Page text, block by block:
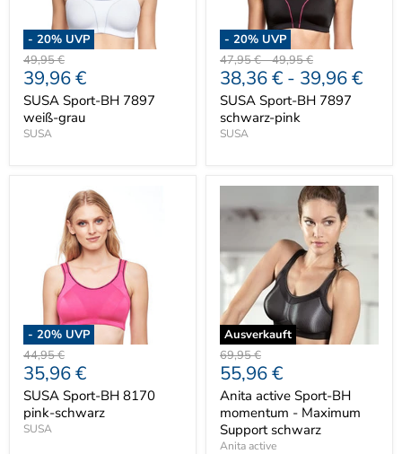
- 20% UVP
Ursprünglicher
Preis
49,95 €
Aktueller
Preis
39,96 €
SUSA Sport-BH 7897
weiß-grau
SUSA
- 20% UVP
Ursprünglicher
Preis
47,95 €-Ursprünglicher
Preis
49,95 €
38,36 € - 39,96 €
SUSA Sport-BH 7897
schwarz-pink
SUSA
- 20% UVP
Ursprünglicher
Preis
44,95 €
Aktueller
Preis
35,96 €
SUSA Sport-BH 8170
pink-schwarz
SUSA
Ausverkauft
Ursprünglicher
Preis
69,95 €
Aktueller
Preis
55,96 €
Anita active Sport-BH
momentum - Maximum
Support schwarz
Anita active